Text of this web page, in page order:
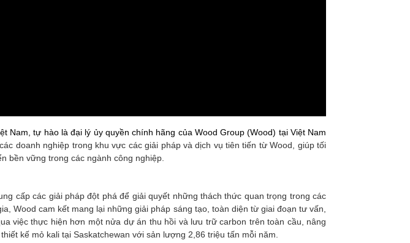
Nam, tự hào là đại lý ủy quyền chính hãng của Wood Group (Wood) tại Việt Nam
doanh nghiệp trong khu vực các giải pháp và dịch vụ tiên tiến từ Wood, giúp tối
bền vững trong các ngành công nghiệp.
cấp các giải pháp đột phá để giải quyết những thách thức quan trọng trong các
Wood cam kết mang lại những giải pháp sáng tạo, toàn diện từ giai đoạn tư vấn,
việc thực hiện hơn một nửa dự án thu hồi và lưu trữ carbon trên toàn cầu, nâng
kế mỏ kali tại Saskatchewan với sản lượng 2,86 triệu tấn mỗi năm.